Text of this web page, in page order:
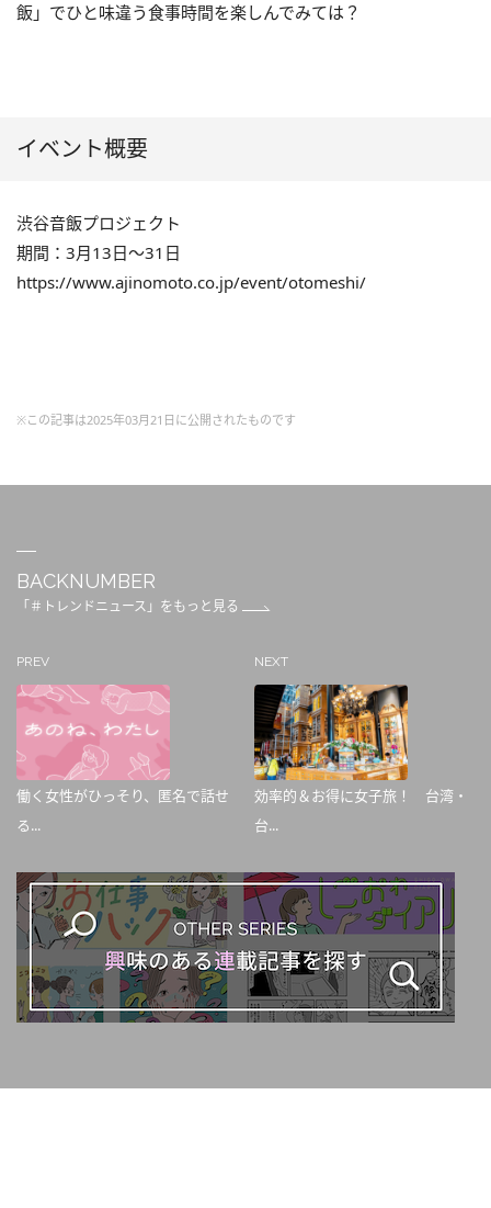
飯」でひと味違う食事時間を楽しんでみては？
イベント概要
渋谷音飯プロジェクト
期間：3月13日～31日
https://www.ajinomoto.co.jp/event/otomeshi/
※この記事は2025年03月21日に公開されたものです
BACKNUMBER
「＃トレンドニュース」をもっと見る
PREV
働く女性がひっそり、匿名で話せ
る...
NEXT
効率的＆お得に女子旅！ 台湾・
台...